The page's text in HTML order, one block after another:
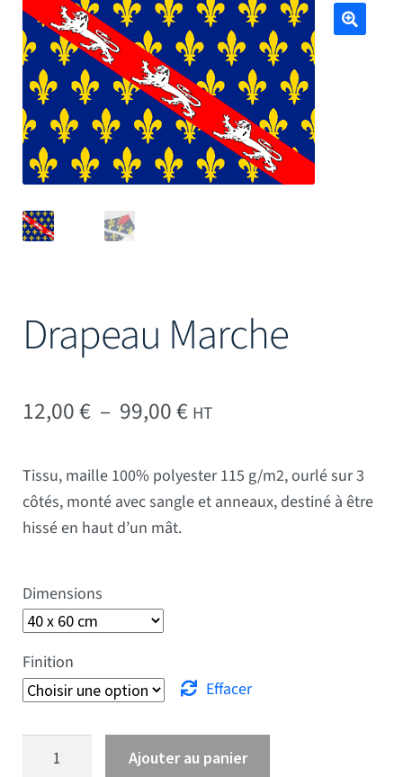
Mâts
Drapeau Marche
12,00€ – 99,00€Plage de prix : 12,00 €
HT
Tissu, maille 100% polyester 115 g/m2, ourlé sur 3
côtés, monté avec sangle et anneaux, destiné à être
hissé en haut d’un mât.
Dimensions
Finition
Effacer
quantité de Drapeau Marche
Ajouter au panier